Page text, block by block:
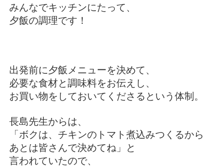
みんなでキッチンにたって、
夕飯の調理です！
出発前に夕飯メニューを決めて、
必要な食材と調味料をお伝えし、
お買い物をしておいてくださるという体制。
長島先生からは、
「ボクは、チキンのトマト煮込みつくるから
あとは皆さんで決めてね」と
言われていたので、